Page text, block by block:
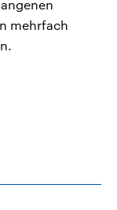
mehrfach